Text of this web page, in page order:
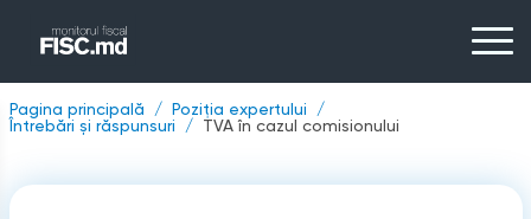
Pagina principală
Poziția expertului
Întrebări și răspunsuri
TVA în cazul comisionului